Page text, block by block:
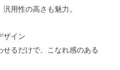
用性の高さも魅力。
ザイン
るだけで、こなれ感のある